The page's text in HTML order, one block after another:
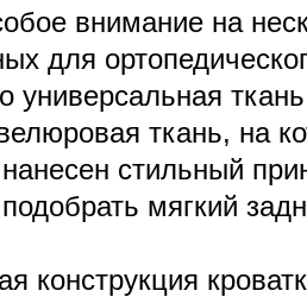
внимание на
для
универсальная
ткань, на
стильный
мягкий
конструкция